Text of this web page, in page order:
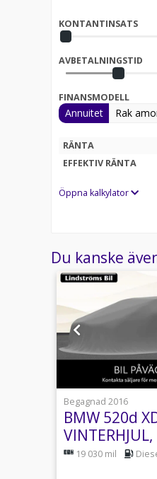
KONTANTINSATS
AVBETALNINGSTID
FINANSMODELL
Annuitet Rak
RÄNTA
EFFEKTIV RÄNTA
Öppna kalkylator
Du kanske
1
Begagnad 2016
BMW 520d
VINTERHJUL,
19 030 mil